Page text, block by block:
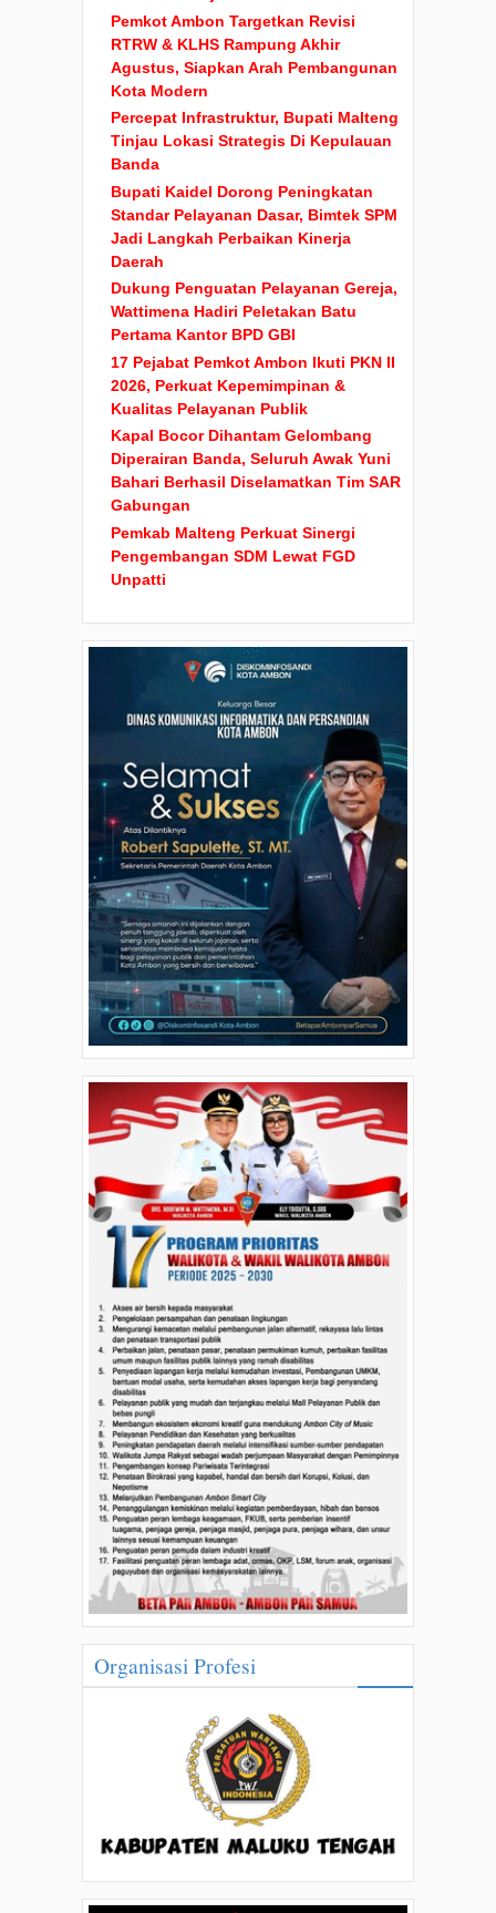
Pemkot Ambon Targetkan Revisi
RTRW & KLHS Rampung Akhir
Agustus, Siapkan Arah Pembangunan
Kota Modern
Percepat Infrastruktur, Bupati Malteng
Tinjau Lokasi Strategis Di Kepulauan
Banda
Bupati Kaidel Dorong Peningkatan
Standar Pelayanan Dasar, Bimtek SPM
Jadi Langkah Perbaikan Kinerja
Daerah
Dukung Penguatan Pelayanan Gereja,
Wattimena Hadiri Peletakan Batu
Pertama Kantor BPD GBI
17 Pejabat Pemkot Ambon Ikuti PKN II
2026, Perkuat Kepemimpinan &
Kualitas Pelayanan Publik
Kapal Bocor Dihantam Gelombang
Diperairan Banda, Seluruh Awak Yuni
Bahari Berhasil Diselamatkan Tim SAR
Gabungan
Pemkab Malteng Perkuat Sinergi
Pengembangan SDM Lewat FGD
Unpatti
Organisasi Profesi